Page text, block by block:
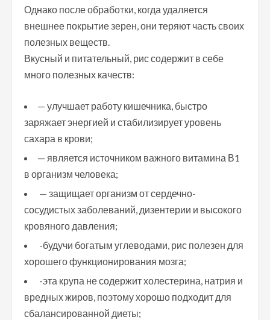
Однако после обработки, когда удаляется
внешнее покрытие зерен, они теряют часть своих
полезных веществ.
Вкусный и питательный, рис содержит в себе
много полезных качеств:
— улучшает работу кишечника, быстро
заряжает энергией и стабилизирует уровень
сахара в крови;
— является источником важного витамина В1
в организм человека;
— защищает организм от сердечно-
сосудистых заболеваний, дизентерии и высокого
кровяного давления;
-будучи богатым углеводами, рис полезен для
хорошего функционирования мозга;
-эта крупа не содержит холестерина, натрия и
вредных жиров, поэтому хорошо подходит для
сбалансированной диеты;